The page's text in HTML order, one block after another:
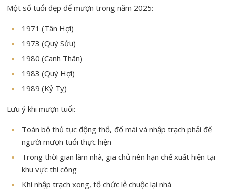
Một số tuổi đẹp để mượn trong năm 2025:
1971 (Tân Hợi)
1973 (Quý Sửu)
1980 (Canh Thân)
1983 (Quý Hợi)
1989 (Kỷ Tỵ)
Lưu ý khi mượn tuổi:
Toàn bộ thủ tục động thổ, đổ mái và nhập trạch phải để
người mượn tuổi thực hiện
Trong thời gian làm nhà, gia chủ nên hạn chế xuất hiện tại
khu vực thi công
Khi nhập trạch xong, tổ chức lễ chuộc lại nhà